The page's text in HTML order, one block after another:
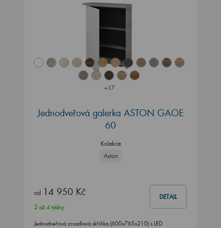
+17
Jednodveřová galerka ASTON GAOE
60
Kolekce
Aston
od 14 950 Kč DETAIL
2 až 4 týdny
Jednodveřová zrcadlová skříňka (600x765x210) s LED